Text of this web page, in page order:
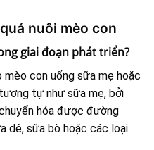
nuôi mèo con
giai đoạn phát triển?
mèo con uống sữa mẹ hoặc
tự như sữa mẹ, bởi
hóa được đường
dê, sữa bò hoặc các loại